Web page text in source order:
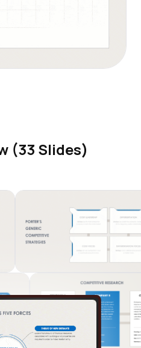
(33 Slides)